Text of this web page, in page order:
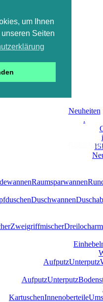
um Ihnen
Seiten
05665
Neuheiten
.
Raumsparwannen
Duschwannen
Zweigriffmischer
AufputzUnterputz
AufputzUnterputz
KartuschenInnenoberteile